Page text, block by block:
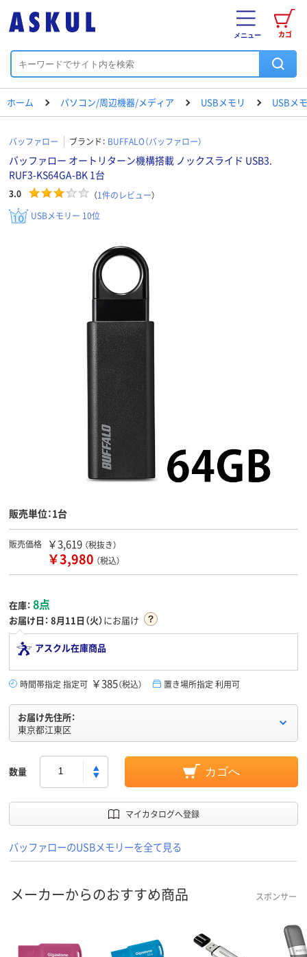
カゴ
メニュー
ホーム パソコン/周辺機器/メディア USBメモリ USBメ
バッファロー ブランド： BUFFALO（バッファロー）
バッファロー オートリターン機構搭載 ノックスライド USB3.
RUF3-KS64GA-BK 1台
3.0 （1件のレビュー）
USBメモリー 10位
販売単位：1台
販売価格 ￥3,619 （税抜き）
￥3,980 （税込）
在庫： 8点
お届け日： 8月11日（火）にお届け
アスクル在庫商品
時間帯指定 指定可 ￥385（税込） 置き場所指定 利用可
お届け先住所：
東京都江東区
数量 カゴへ
マイカタログへ登録
バッファローのUSBメモリーを全て見る
メーカーからのおすすめ商品 スポンサー